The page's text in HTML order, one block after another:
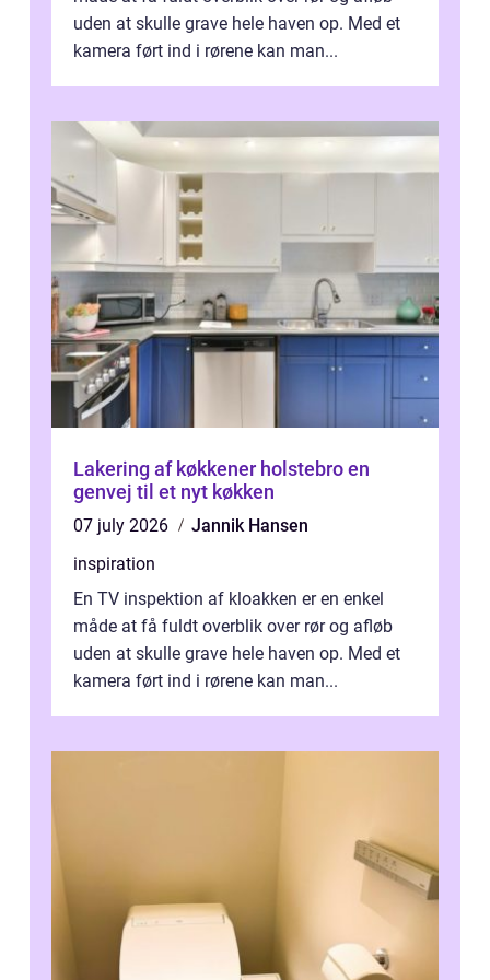
uden at skulle grave hele haven op. Med et
kamera ført ind i rørene kan man...
Lakering af køkkener holstebro en
genvej til et nyt køkken
07 july 2026
Jannik Hansen
inspiration
En TV inspektion af kloakken er en enkel
måde at få fuldt overblik over rør og afløb
uden at skulle grave hele haven op. Med et
kamera ført ind i rørene kan man...